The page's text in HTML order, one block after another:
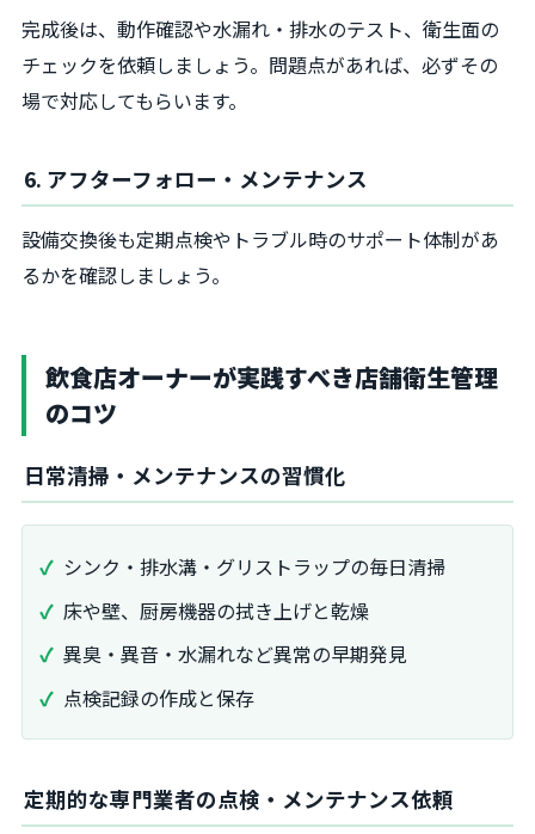
完成後は、動作確認や水漏れ・排水のテスト、衛生面の
チェックを依頼しましょう。問題点があれば、必ずその
場で対応してもらいます。
6. アフターフォロー・メンテナンス
設備交換後も定期点検やトラブル時のサポート体制があ
るかを確認しましょう。
飲食店オーナーが実践すべき店舗衛生管理
のコツ
日常清掃・メンテナンスの習慣化
シンク・排水溝・グリストラップの毎日清掃
床や壁、厨房機器の拭き上げと乾燥
異臭・異音・水漏れなど異常の早期発見
点検記録の作成と保存
定期的な専門業者の点検・メンテナンス依頼